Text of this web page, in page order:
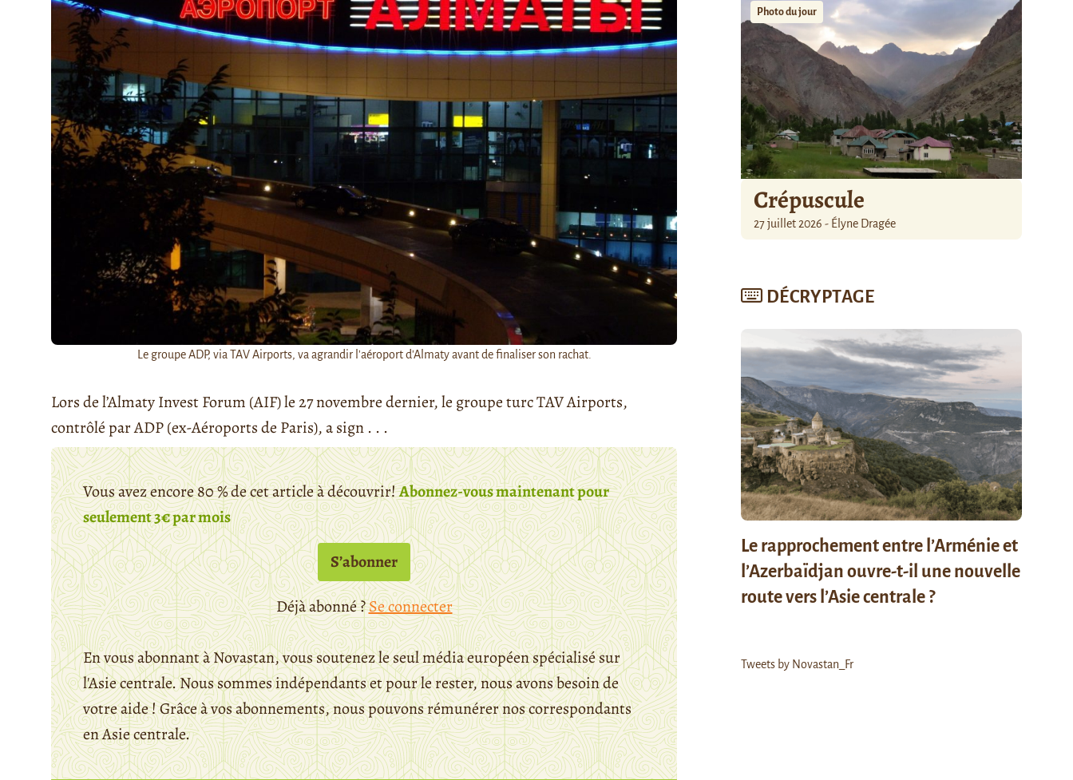
Le groupe ADP, via TAV Airports, va agrandir l'aéroport d'Almaty avant de finaliser son rachat.
Lors de l’Almaty Invest Forum (AIF) le 27 novembre dernier, le groupe turc TAV Airports,
contrôlé par ADP (ex-Aéroports de Paris), a sign . . .
Vous avez encore 80 % de cet article à découvrir!Abonnez-vous maintenant pour
seulement 3€ par mois
S’abonner
Déjà abonné ?Se connecter
En vous abonnant à Novastan, vous soutenez le seul média européen spécialisé sur
l'Asie centrale. Nous sommes indépendants et pour le rester, nous avons besoin de
votre aide ! Grâce à vos abonnements, nous pouvons rémunérer nos correspondants
en Asie centrale.
Photo du jour
Crépuscule
27 juillet 2026 - Élyne Dragée
DÉCRYPTAGE
Le rapprochement entre l’Arménie et
l’Azerbaïdjan ouvre-t-il une nouvelle
route vers l’Asie centrale ?
Tweets by Novastan_Fr